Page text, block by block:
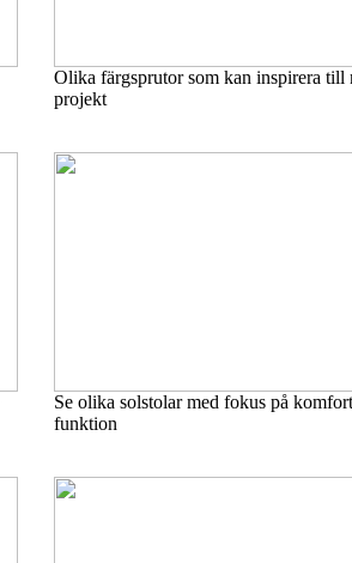
Olika färgsprutor som kan inspirera till
projekt
Se olika solstolar med fokus på
funktion